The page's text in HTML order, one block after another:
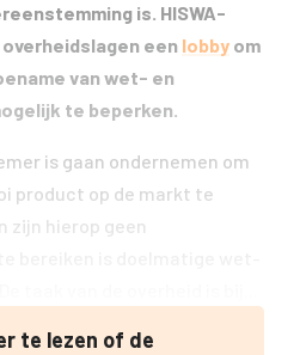
is. HISWA-
overheidslagen een lobby om
van wet- en
te beperken.
is gaan ondernemen om
product op de markt te
zijn hierop geen
te lezen of de